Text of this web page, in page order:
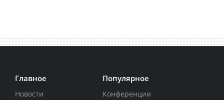
Главное
Новости
Популярное
Конференции